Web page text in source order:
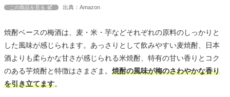
この商品を見る 出典：Amazon
焼酎ベースの梅酒は、麦・米・芋などそれぞれの原料のしっかりと
した風味が感じられます。あっさりとして飲みやすい麦焼酎、日本
酒よりも柔らかな甘さが感じられる米焼酎、特有の甘い香りとコク
のある芋焼酎と特徴はさまざま。 焼酎の風味が梅のさわやかな香り
を引き立てます。